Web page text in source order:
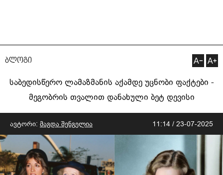
ბლოგი
საბედისწერო ლამაზმანის აქამდე უცნობი ფაქტები -
მეგობრის თვალით დანახული ბეტ დევისი
ავტორი: მაგდა შენგელია 11:14 / 23-07-2025